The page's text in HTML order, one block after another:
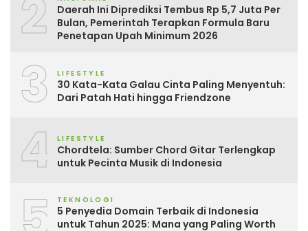
2
Daerah Ini Diprediksi Tembus Rp 5,7 Juta Per
Bulan, Pemerintah Terapkan Formula Baru
Penetapan Upah Minimum 2026
3 LIFESTYLE
30 Kata-Kata Galau Cinta Paling Menyentuh:
Dari Patah Hati hingga Friendzone
4 LIFESTYLE
Chordtela: Sumber Chord Gitar Terlengkap
untuk Pecinta Musik di Indonesia
TEKNOLOGI
5 Penyedia Domain Terbaik di Indonesia
untuk Tahun 2025: Mana yang Paling Worth